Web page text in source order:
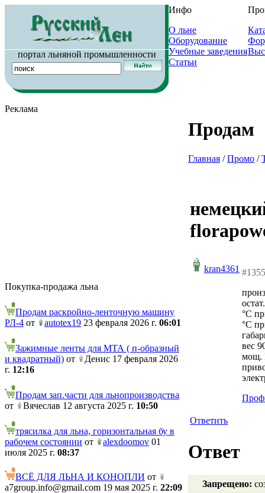
портал льняной промышленности
Инфо
О льне
Оборудование
Учебные заведения
Статьи
Реклама
Покупка-продажа льна
Продам раскройно-ленточную машину
РЛ-4 от autotex19 23 февраля 2026 г. 06:01
Зажимные ленты для МТА ( п-образный
и квадратный) от
Денис 17 февраля 2026
г. 12:16
Продам зап.части для льнопроизводства
от
Вячеслав 12 августа 2025 г. 10:50
трясилка для льна, горизонтальная бу в
рабочем состоянии от alexdoomov 01
июля 2025 г. 08:37
ВСЁ ДЛЯ ЛЬНА И КОНОПЛИ от
a7group.info@gmail.com 19 мая 2025 г. 22:09
Продам
Главная /Промо /
kran4361
°C
°C
вес
мощ.
Ответить
Ответ
Запрещено: